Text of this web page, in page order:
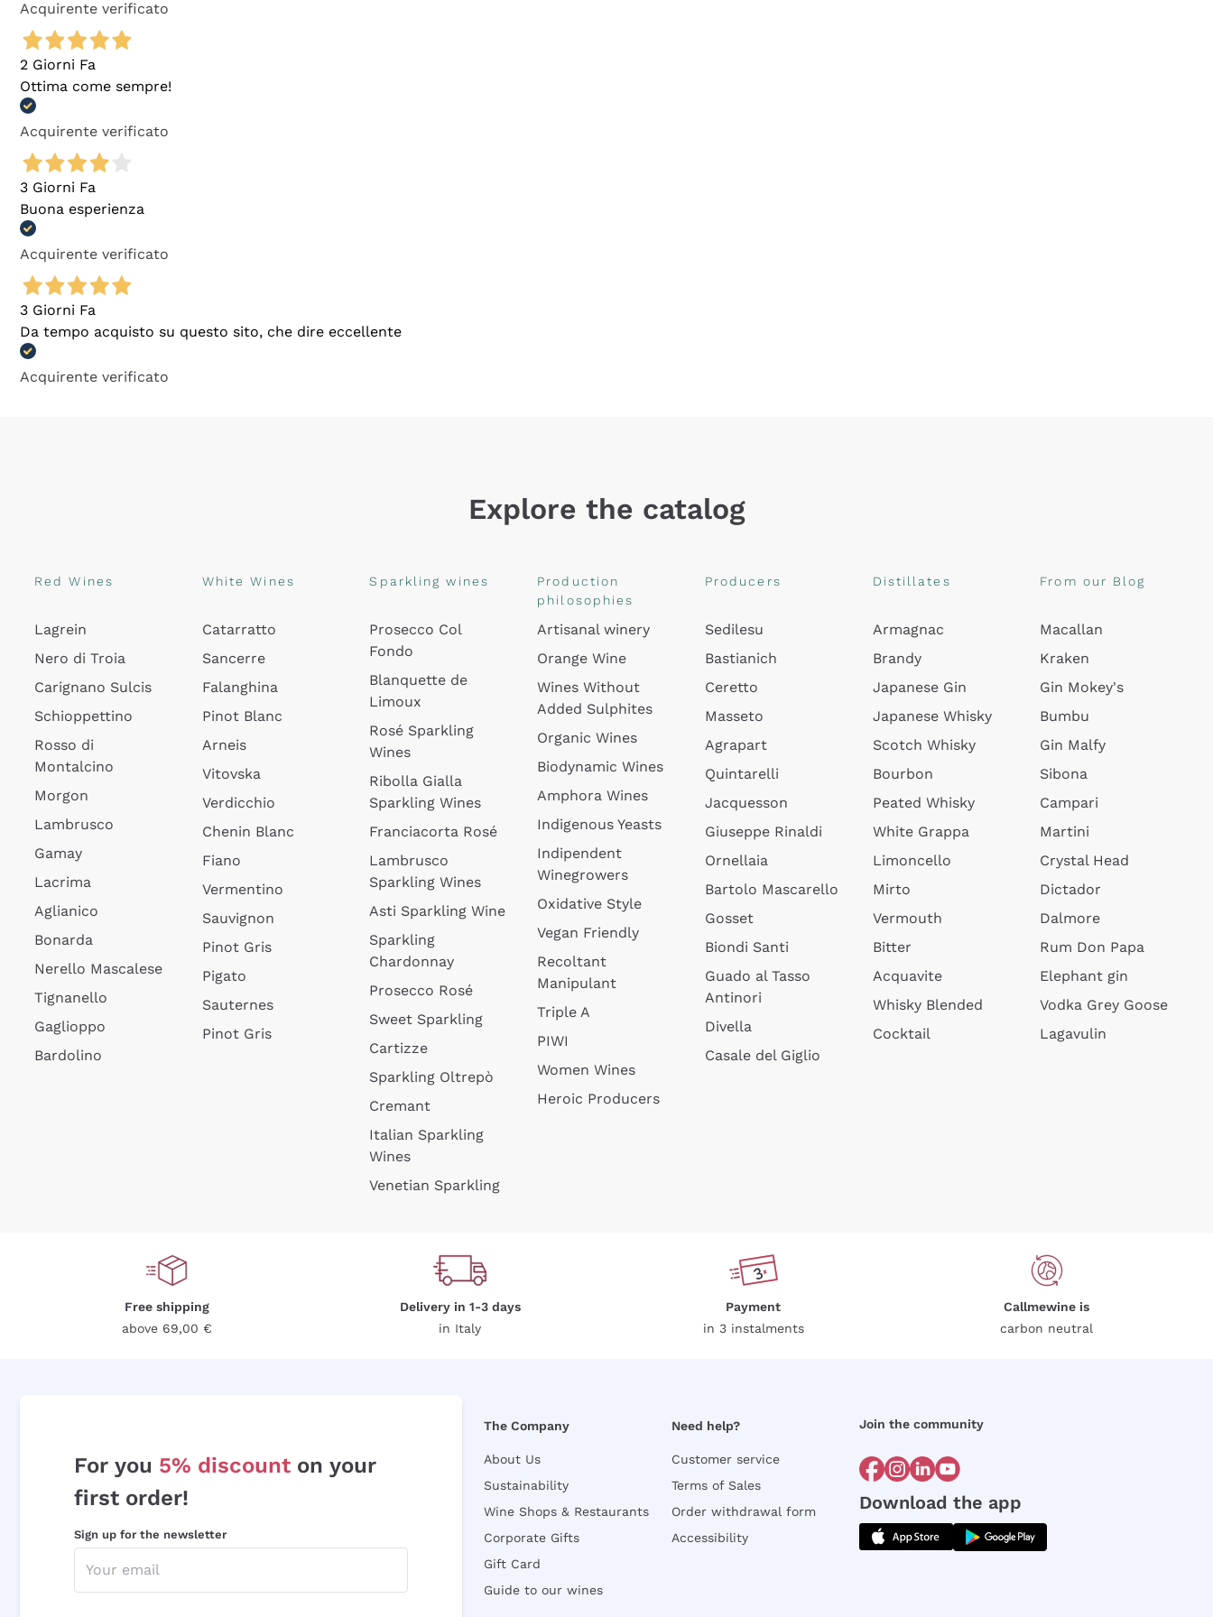
Acquirente verificato
2 Giorni Fa
Ottima come sempre!
Acquirente verificato
3 Giorni Fa
Buona esperienza
Acquirente verificato
3 Giorni Fa
Da tempo acquisto su questo sito, che dire eccellente
Acquirente verificato
Explore the catalog
Red Wines
Lagrein
Nero di Troia
Carignano Sulcis
Schioppettino
Rosso di
Montalcino
Morgon
Lambrusco
Gamay
Lacrima
Aglianico
Bonarda
Nerello Mascalese
Tignanello
Gaglioppo
Bardolino
White Wines
Catarratto
Sancerre
Falanghina
Pinot Blanc
Arneis
Vitovska
Verdicchio
Chenin Blanc
Fiano
Vermentino
Sauvignon
Pinot Gris
Pigato
Sauternes
Pinot Gris
Sparkling wines
Prosecco Col
Fondo
Blanquette de
Limoux
Rosé Sparkling
Wines
Ribolla Gialla
Sparkling Wines
Franciacorta Rosé
Lambrusco
Sparkling Wines
Asti Sparkling Wine
Sparkling
Chardonnay
Prosecco Rosé
Sweet Sparkling
Cartizze
Sparkling Oltrepò
Cremant
Italian Sparkling
Wines
Venetian Sparkling
Production
philosophies
Artisanal winery
Orange Wine
Wines Without
Added Sulphites
Organic Wines
Biodynamic Wines
Amphora Wines
Indigenous Yeasts
Indipendent
Winegrowers
Oxidative Style
Vegan Friendly
Recoltant
Manipulant
Triple A
PIWI
Women Wines
Heroic Producers
Producers
Sedilesu
Bastianich
Ceretto
Masseto
Agrapart
Quintarelli
Jacquesson
Giuseppe Rinaldi
Ornellaia
Bartolo Mascarello
Gosset
Biondi Santi
Guado al Tasso
Antinori
Divella
Casale del Giglio
Distillates
Armagnac
Brandy
Japanese Gin
Japanese Whisky
Scotch Whisky
Bourbon
Peated Whisky
White Grappa
Limoncello
Mirto
Vermouth
Bitter
Acquavite
Whisky Blended
Cocktail
From our Blog
Macallan
Kraken
Gin Mokey's
Bumbu
Gin Malfy
Sibona
Campari
Martini
Crystal Head
Dictador
Dalmore
Rum Don Papa
Elephant gin
Vodka Grey Goose
Lagavulin
Free shipping
above 69,00 €
Delivery in 1-3 days
in Italy
Payment
in 3 instalments
Callmewine is
carbon neutral
For you 5% discount on your
first order!
Sign up for the newsletter
The Company
About Us
Sustainability
Wine Shops & Restaurants
Corporate Gifts
Gift Card
Guide to our wines
Need help?
Customer service
Terms of Sales
Order withdrawal form
Accessibility
Join the community
Download the app